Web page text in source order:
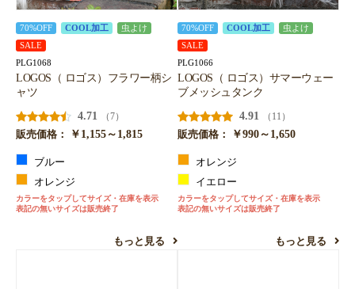
70%OFF COOL加工
虫よけ
SALE
PLG1068
LOGOS（ ロゴス）フラワー柄シ
ャツ
4.71
（7）
販売価格：
￥1,155～1,815
ブルー
オレンジ
カラーをタップしてサイズ・在庫を表示
表記の無いサイズは販売終了
もっと見る
70%OFF COOL加工
虫よけ
SALE
PLG1066
LOGOS（ ロゴス）サマーウェー
ブメッシュタンク
4.91
（11）
販売価格：
￥990～1,650
オレンジ
イエロー
カラーをタップしてサイズ・在庫を表示
表記の無いサイズは販売終了
もっと見る